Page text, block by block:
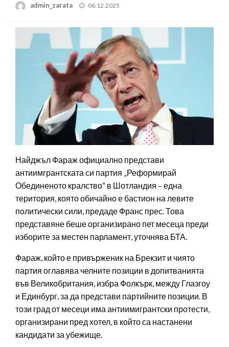
admin_zarata
Posted
06.12.2025
Найджъл Фараж официално представи
антиимгрантската си партия „Реформирай
Обединеното кралство“ в Шотландия – една
територия, която обичайно е бастион на левите
политически сили, предаде Франс прес. Това
представяне беше организирано пет месеца преди
изборите за местен парламент, уточнява БТА.
Фараж, който е привърженик на Брекзит и чиято
партия оглавява челните позиции в допитванията
във Великобритания, избра Фолкърк, между Глазгоу
и Единбург, за да представи партийните позиции. В
този град от месеци има антиимигрантски протести,
организирани пред хотел, в който са настанени
кандидати за убежище.